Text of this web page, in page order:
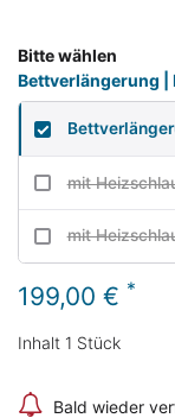
Bitte wählen
Bettverlängerung |
mit
mit
199,00 € *
Inhalt 1 Stück
Bald wieder